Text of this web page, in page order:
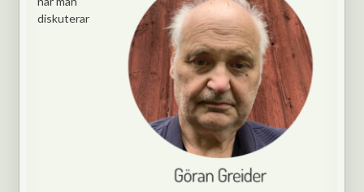
diskuterar